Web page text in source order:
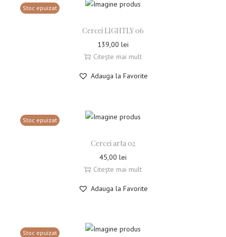
Stoc epuizat
Cercei LIGHTLY 06
139,00 lei
Citește mai mult
Adauga la Favorite
Stoc epuizat
Cercei arta 02
45,00 lei
Citește mai mult
Adauga la Favorite
Stoc epuizat